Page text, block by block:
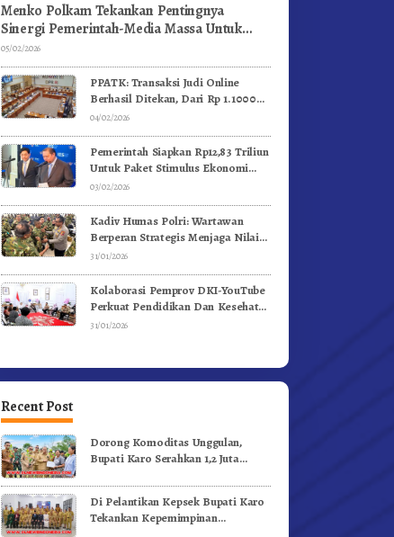
Menko Polkam Tekankan Pentingnya
Sinergi Pemerintah-Media Massa Untuk
Jaga Stabilitas Bangsa
05/02/2026
PPATK: Transaksi Judi Online
Berhasil Ditekan, Dari Rp 1.1000
Triliun Menjadi Rp 268 Triliun
04/02/2026
Pemerintah Siapkan Rp12,83 Triliun
Untuk Paket Stimulus Ekonomi
Kuartal I-2026
03/02/2026
Kadiv Humas Polri: Wartawan
Berperan Strategis Menjaga Nilai
Kebangsaan, Demokrasi, dan NKRI
31/01/2026
Kolaborasi Pemprov DKI-YouTube
Perkuat Pendidikan Dan Kesehatan
Mental
31/01/2026
Recent Post
Dorong Komoditas Unggulan,
Bupati Karo Serahkan 1,2 Juta
Di Pelantikan Kepsek Bupati Karo
Tekankan Kepemimpinan